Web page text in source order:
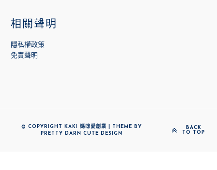
相關聲明
隱私權政策
免責聲明
© COPYRIGHT KAKI 媽咪愛創業 | THEME BY
PRETTY DARN CUTE DESIGN
BACK
TO TOP